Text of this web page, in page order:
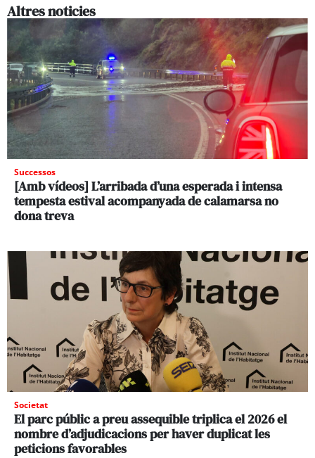
Altres noticies
Successos
[Amb vídeos] L’arribada d’una esperada i intensa
tempesta estival acompanyada de calamarsa no
dona treva
Societat
El parc públic a preu assequible triplica el 2026 el
nombre d’adjudicacions per haver duplicat les
peticions favorables